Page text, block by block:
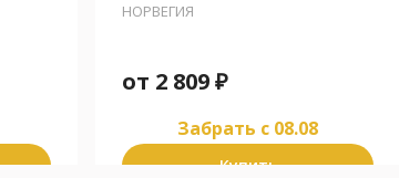
НОРВЕГИЯ
от 2 809₽
Забрать c 08.08
Купить